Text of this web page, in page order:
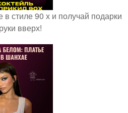
стиле 90 х и получай подарки
вверх!